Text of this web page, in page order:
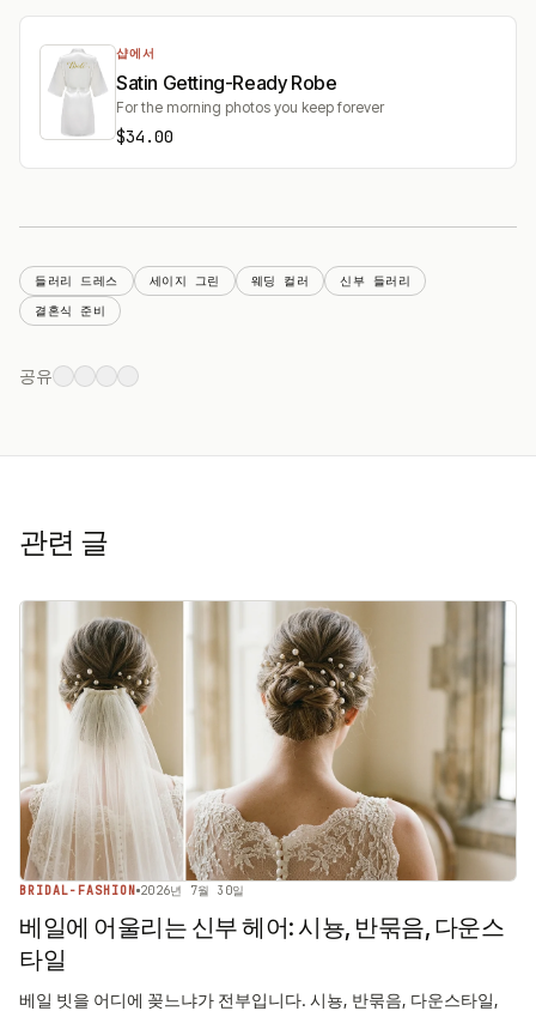
샵에서
Satin Getting-Ready Robe
For the morning photos you keep forever
$34.00
들러리 드레스 세이지 그린 웨딩 컬러
신부 들러리
결혼식 준비
공유
관련 글
BRIDAL-FASHION 2026년 7월 30일
베일에 어울리는 신부 헤어: 시뇽, 반묶음, 다운스
타일
베일 빗을 어디에 꽂느냐가 전부입니다. 시뇽, 반묶음, 다운스타일,